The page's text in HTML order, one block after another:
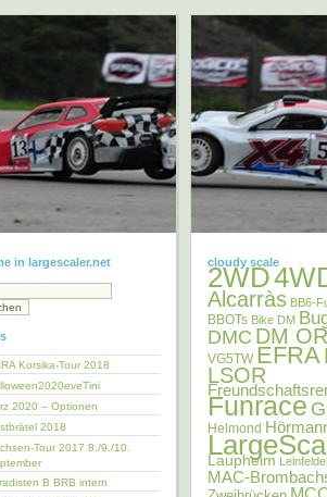
in largescaler.net
Korsika-Tour 2018
2020 – Optionen
2018
Tour 2017 8./9./10.
B BRB intern
cloudy scale
2WD
Alcarràs BB6-
BBOTs Bike DM
DMC DM
VG5TW EFRA
LSOR
Funrace
Helmond
Laupheim
MAC-